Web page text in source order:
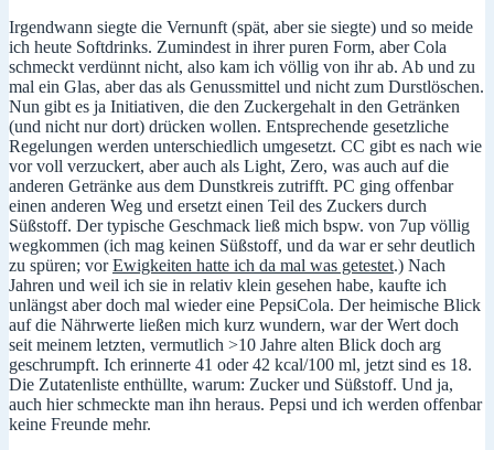
Irgendwann siegte die Vernunft (spät, aber sie siegte) und so meide
ich heute Softdrinks. Zumindest in ihrer puren Form, aber Cola
schmeckt verdünnt nicht, also kam ich völlig von ihr ab. Ab und zu
mal ein Glas, aber das als Genussmittel und nicht zum Durstlöschen.
Nun gibt es ja Initiativen, die den Zuckergehalt in den Getränken
(und nicht nur dort) drücken wollen. Entsprechende gesetzliche
Regelungen werden unterschiedlich umgesetzt. CC gibt es nach wie
vor voll verzuckert, aber auch als Light, Zero, was auch auf die
anderen Getränke aus dem Dunstkreis zutrifft. PC ging offenbar
einen anderen Weg und ersetzt einen Teil des Zuckers durch
Süßstoff. Der typische Geschmack ließ mich bspw. von 7up völlig
wegkommen (ich mag keinen Süßstoff, und da war er sehr deutlich
zu spüren; vorEwigkeiten hatte ich da mal was getestet.) Nach
Jahren und weil ich sie in relativ klein gesehen habe, kaufte ich
unlängst aber doch mal wieder eine PepsiCola. Der heimische Blick
auf die Nährwerte ließen mich kurz wundern, war der Wert doch
seit meinem letzten, vermutlich >10 Jahre alten Blick doch arg
geschrumpft. Ich erinnerte 41 oder 42 kcal/100 ml, jetzt sind es 18.
Die Zutatenliste enthüllte, warum: Zucker und Süßstoff. Und ja,
auch hier schmeckte man ihn heraus. Pepsi und ich werden offenbar
keine Freunde mehr.